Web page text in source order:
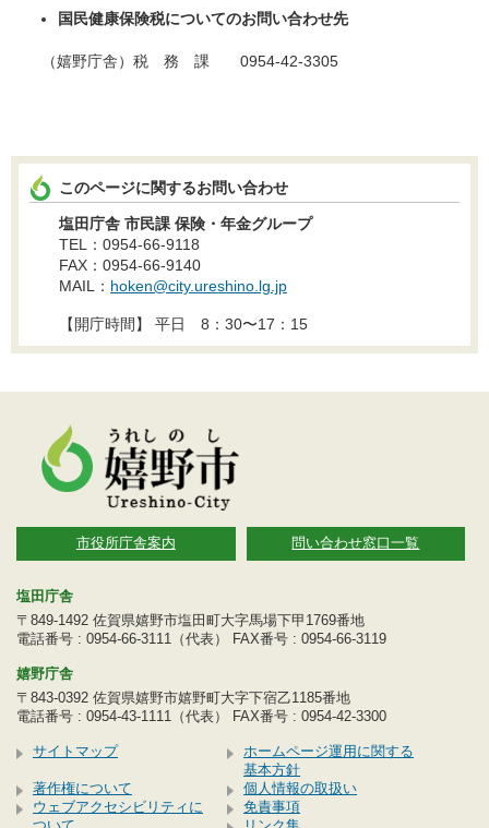
国民健康保険税についてのお問い合わせ先
（嬉野庁舎）税 務 課 0954-42-3305
このページに関するお問い合わせ
塩田庁舎 市民課 保険・年金グループ
TEL：0954-66-9118
FAX：0954-66-9140
MAIL： hoken@city.ureshino.lg.jp
【開庁時間】 平日 8：30〜17：15
市役所庁舎案内 問い合わせ窓口一覧
塩田庁舎
〒849-1492 佐賀県嬉野市塩田町大字馬場下甲1769番地
電話番号 : 0954-66-3111（代表） FAX番号 : 0954-66-3119
嬉野庁舎
〒843-0392 佐賀県嬉野市嬉野町大字下宿乙1185番地
電話番号 : 0954-43-1111（代表） FAX番号 : 0954-42-3300
サイトマップ
ホームページ運用に関する
基本方針
著作権について
個人情報の取扱い
ウェブアクセシビリティに
免責事項